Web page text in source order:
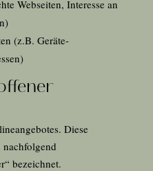
Webseiten, Interesse an
(z.B. Geräte-
Diese
nachfolgend
bezeichnet.